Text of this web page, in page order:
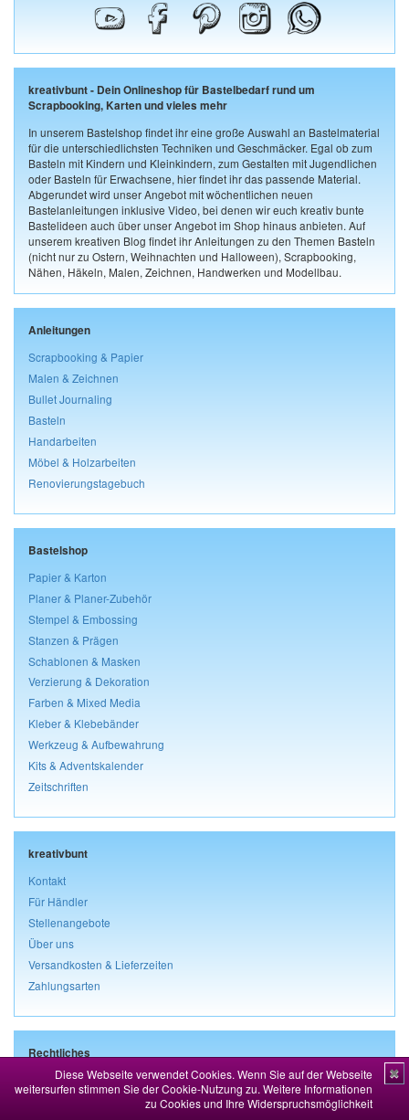
Diese Webseite verwendet Cookies. Wenn Sie auf der Webseite
weitersurfen stimmen Sie der Cookie-Nutzung zu. Weitere Informationen
zu Cookies und Ihre Widerspruchsmöglichkeit
✖
kreativbunt - Dein Onlineshop für Bastelbedarf rund um
Scrapbooking, Karten und vieles mehr
In unserem Bastelshop findet ihr eine große Auswahl an Bastelmaterial
für die unterschiedlichsten Techniken und Geschmäcker. Egal ob zum
Basteln mit Kindern und Kleinkindern, zum Gestalten mit Jugendlichen
oder Basteln für Erwachsene, hier findet ihr das passende Material.
Abgerundet wird unser Angebot mit wöchentlichen neuen
Bastelanleitungen inklusive Video, bei denen wir euch kreativ bunte
Bastelideen auch über unser Angebot im Shop hinaus anbieten. Auf
unserem kreativen Blog findet ihr Anleitungen zu den Themen Basteln
(nicht nur zu Ostern, Weihnachten und Halloween), Scrapbooking,
Nähen, Häkeln, Malen, Zeichnen, Handwerken und Modellbau.
Anleitungen
Scrapbooking & Papier
Malen & Zeichnen
Bullet Journaling
Basteln
Handarbeiten
Möbel & Holzarbeiten
Renovierungstagebuch
Bastelshop
Papier & Karton
Planer & Planer-Zubehör
Stempel & Embossing
Stanzen & Prägen
Schablonen & Masken
Verzierung & Dekoration
Farben & Mixed Media
Kleber & Klebebänder
Werkzeug & Aufbewahrung
Kits & Adventskalender
Zeitschriften
kreativbunt
Kontakt
Für Händler
Stellenangebote
Über uns
Versandkosten & Lieferzeiten
Zahlungsarten
Rechtliches
Impressum
AGB & Kundeninformationen